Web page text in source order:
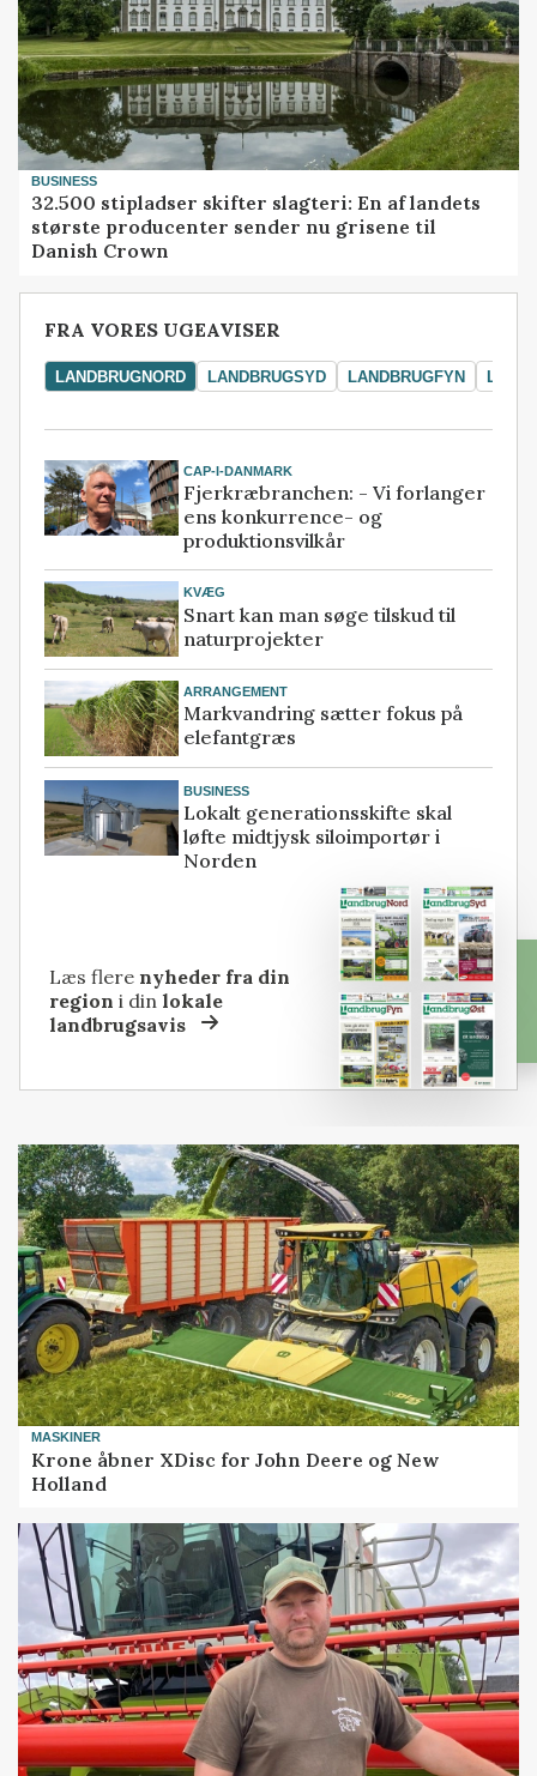
BUSINESS
32.500 stipladser skifter slagteri: En af landets
største producenter sender nu grisene til
Danish Crown
FRA VORES UGEAVISER
LANDBRUGNORD LANDBRUGSYD LANDBRUGFYN
CAP-I-DANMARK
Fjerkræbranchen: - Vi forlanger
ens konkurrence- og
produktionsvilkår
KVÆG
Snart kan man søge tilskud til
naturprojekter
ARRANGEMENT
Markvandring sætter fokus på
elefantgræs
BUSINESS
Lokalt generationsskifte skal
løfte midtjysk siloimportør i
Norden
Læs flere nyheder fra din
region i dinlokale
landbrugsavis
MASKINER
Krone åbner XDisc for John Deere og New
Holland